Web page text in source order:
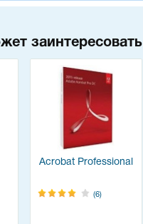
заинтересовать
Acrobat Professional
(6)